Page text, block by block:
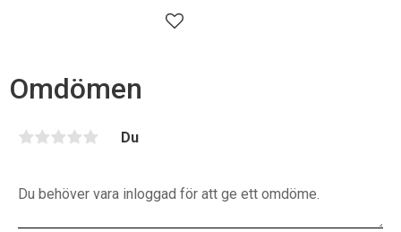
Omdömen
Du
Lägg till i favoriter